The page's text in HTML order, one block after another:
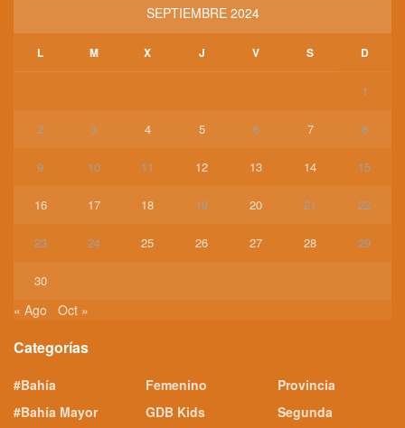
SEPTIEMBRE 2024
L M X J V S D
1
2 3 4 5 6 7 8
9 10 11 12 13 14 15
16 17 18 19 20 21 22
23 24 25 26 27 28 29
30
« Ago Oct »
Categorías
#Bahía
#Bahía Mayor
Femenino
GDB Kids
Provincia
Segunda